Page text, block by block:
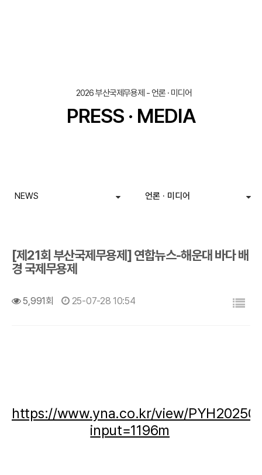
2026 부산국제무용제 - 언론 · 미디어
PRESS · MEDIA
NEWS 언론 · 미디어
[제21회 부산국제무용제] 연합뉴스-해운대 바다 배
경 국제무용제
5,991회 25-07-28 10:54
https://www.yna.co.kr/view/
input=1196m